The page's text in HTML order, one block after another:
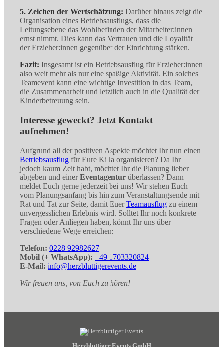
5. Zeichen der Wertschätzung: Darüber hinaus zeigt die
Organisation eines Betriebsausflugs, dass die
Leitungsebene das Wohlbefinden der Mitarbeiter:innen
ernst nimmt. Dies kann das Vertrauen und die Loyalität
der Erzieher:innen gegenüber der Einrichtung stärken.
Fazit: Insgesamt ist ein Betriebsausflug für Erzieher:innen
also weit mehr als nur eine spaßige Aktivität. Ein solches
Teamevent kann eine wichtige Investition in das Team,
die Zusammenarbeit und letztlich auch in die Qualität der
Kinderbetreuung sein.
Interesse geweckt? Jetzt Kontakt
aufnehmen!
Aufgrund all der positiven Aspekte möchtet Ihr nun einen
Betriebsausflug für Eure KiTa organisieren? Da Ihr
jedoch kaum Zeit habt, möchtet Ihr die Planung lieber
abgeben und einerEventagentur überlassen? Dann
meldet Euch gerne jederzeit bei uns! Wir stehen Euch
vom Planungsanfang bis hin zum Veranstaltungsende mit
Rat und Tat zur Seite, damit EuerTeamausflug zu einem
unvergesslichen Erlebnis wird. Solltet Ihr noch konkrete
Fragen oder Anliegen haben, könnt Ihr uns über
verschiedene Wege erreichen:
Telefon: 0228 92982627
Mobil (+ WhatsApp): +49 1703320824
E-Mail: info@herzbluttigerevents.de
Wir freuen uns, von Euch zu hören!
Herzbluttiger Events GmbH